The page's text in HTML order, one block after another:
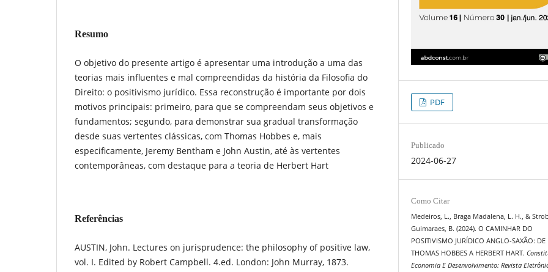
Resumo
O objetivo do presente artigo é apresentar uma introdução a uma das
teorias mais influentes e mal compreendidas da história da Filosofia do
Direito: o positivismo jurídico. Essa reconstrução é importante por dois
motivos principais: primeiro, para que se compreendam seus objetivos e
fundamentos; segundo, para demonstrar sua gradual transformação
desde suas vertentes clássicas, com Thomas Hobbes e, mais
especificamente, Jeremy Bentham e John Austin, até às vertentes
contemporâneas, com destaque para a teoria de Herbert Hart
Referências
AUSTIN, John. Lectures on jurisprudence: the philosophy of positive law,
vol. I. Edited by Robert Campbell. 4.ed. London: John Murray, 1873.
PDF
Publicado
2024-06-27
Como Citar
Medeiros, L., Braga Madalena, L. H., &
Guimaraes, B. (2024). O CAMINHAR DO
POSITIVISMO JURÍDICO ANGLO-SAXÃO: DE
THOMAS HOBBES A HERBERT HART.
Economia E Desenvolvimento: Revista